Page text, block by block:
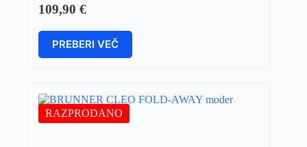
109,90 €
PREBERI VEČ
RAZPRODANO